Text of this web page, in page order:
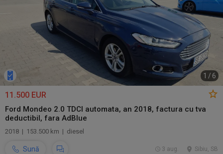
1 / 6
11.500 EUR
Ford Mondeo 2.0 TDCI automata, an 2018, factura cu tva
deductibil, fara AdBlue
2018 | 153.500 km | diesel
Sună Sibiu, SB
3 aug.